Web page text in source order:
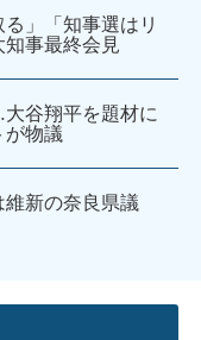
る」「知事選はリ
事最終会見
谷翔平を題材に
が物議
維新の奈良県議